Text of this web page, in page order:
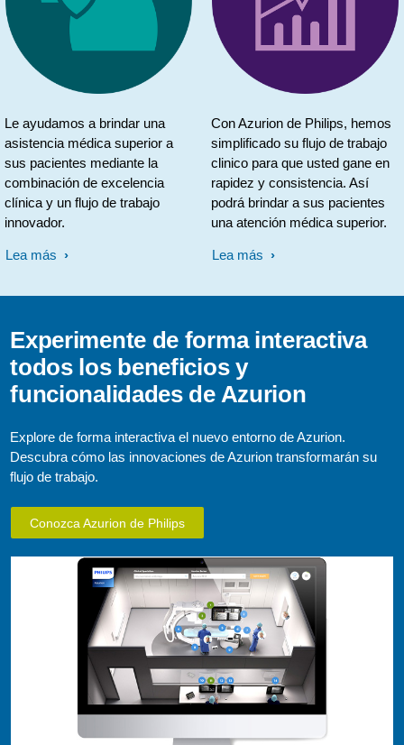
Le ayudamos a brindar una
asistencia médica superior a
sus pacientes mediante la
combinación de excelencia
clínica y un flujo de trabajo
innovador.
Lea más
Con Azurion de Philips, hemos
simplificado su flujo de trabajo
clinico para que usted gane en
rapidez y consistencia. Así
podrá brindar a sus pacientes
una atención médica superior.
Lea más
Experimente de forma interactiva
todos los beneficios y
funcionalidades de Azurion
Explore de forma interactiva el nuevo entorno de Azurion.
Descubra cómo las innovaciones de Azurion transformarán su
flujo de trabajo.
Conozca Azurion de Philips